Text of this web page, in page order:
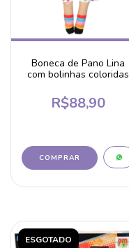
Boneca de Pano Lina
com bolinhas coloridas
R$88,90
ESGOTADO